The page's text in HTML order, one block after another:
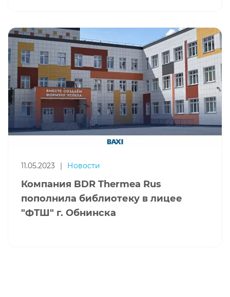
11.05.2023 Новости
Компания BDR Thermea Rus
пополнила библиотеку в лицее
"ФТШ" г. Обнинска